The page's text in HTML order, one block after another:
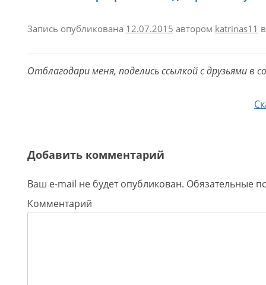
Запись опубликована 12.07.2015 автором katrinas11
Отблагодари меня, поделись ссылкой с друзьями в
Добавить комментарий
Ваш e-mail не будет опубликован. Обязательные
Комментарий